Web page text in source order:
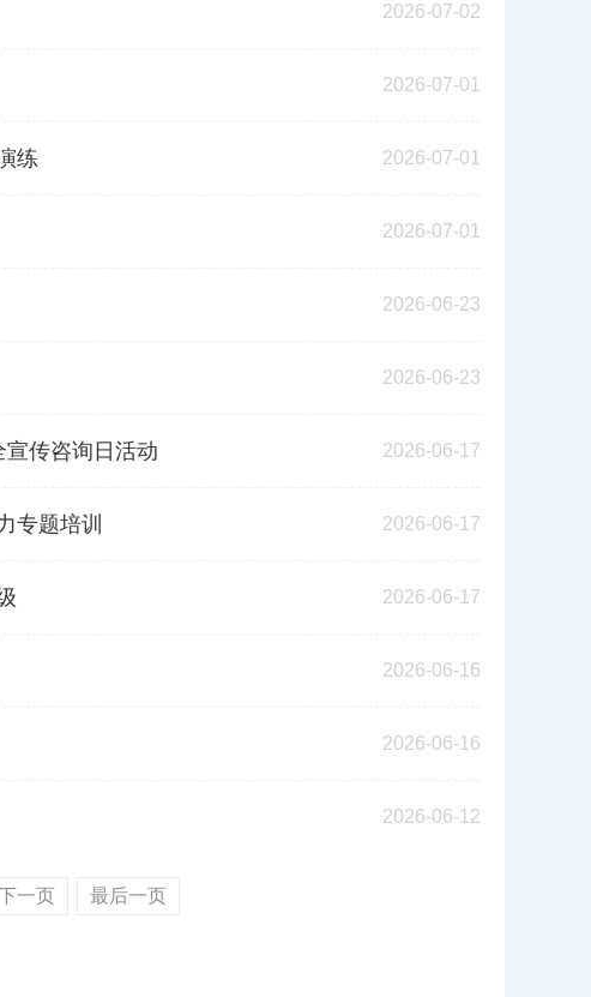
2026-07-02
2026-07-01
练 2026-07-01
2026-07-01
2026-06-23
2026-06-23
传咨询日活动 2026-06-17
专题培训 2026-06-17
2026-06-17
2026-06-16
2026-06-16
2026-06-12
一页 最后一页